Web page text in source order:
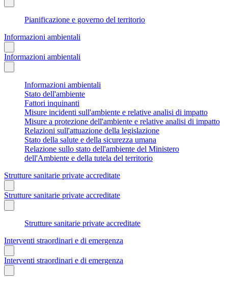
Pianificazione e governo del territorio
Informazioni ambientali
Informazioni ambientali
Informazioni ambientali
Stato dell'ambiente
Fattori inquinanti
Misure incidenti sull'ambiente e relative analisi di impatto
Misure a protezione dell'ambiente e relative analisi di impatto
Relazioni sull'attuazione della legislazione
Stato della salute e della sicurezza umana
Relazione sullo stato dell'ambiente del Ministero
dell'Ambiente e della tutela del territorio
Strutture sanitarie private accreditate
Strutture sanitarie private accreditate
Strutture sanitarie private accreditate
Interventi straordinari e di emergenza
Interventi straordinari e di emergenza